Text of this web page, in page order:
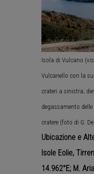
Isola di Vulcano
Vulcanello con la
crateri a sinistra;
degassamento
cratere (foto di G.
Ubicazione e
Isole Eolie,
14.962°E; M.